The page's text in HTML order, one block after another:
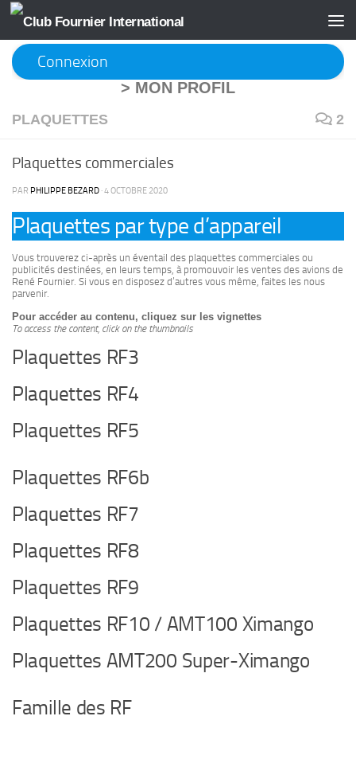
Skip to content
Connexion
> MON PROFIL
PLAQUETTES 2
Plaquettes commerciales
PAR PHILIPPE BEZARD ·4 OCTOBRE 2020
Plaquettes par type d’appareil
Vous trouverez ci-après un éventail des plaquettes commerciales ou
publicités destinées, en leurs temps, à promouvoir les ventes des avions de
René Fournier. Si vous en disposez d’autres vous même, faites les nous
parvenir.
Pour accéder au contenu, cliquez sur les vignettes
To access the content, click on the thumbnails
Plaquettes RF3
Plaquettes RF4
Plaquettes RF5
Plaquettes RF6b
Plaquettes RF7
Plaquettes RF8
Plaquettes RF9
Plaquettes RF10 / AMT100 Ximango
Plaquettes AMT200 Super-Ximango
Famille des RF